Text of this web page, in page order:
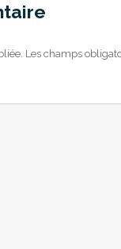
Les champs